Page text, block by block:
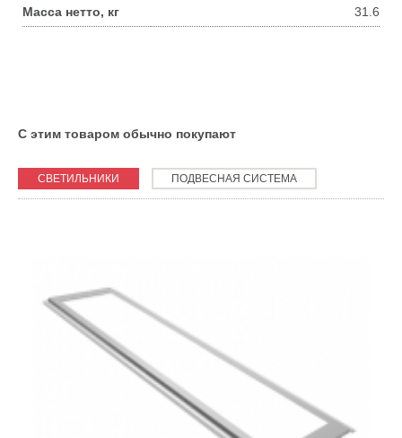
Масса нетто, кг 31.6
С этим товаром обычно покупают
СВЕТИЛЬНИКИ ПОДВЕСНАЯ СИСТЕМА